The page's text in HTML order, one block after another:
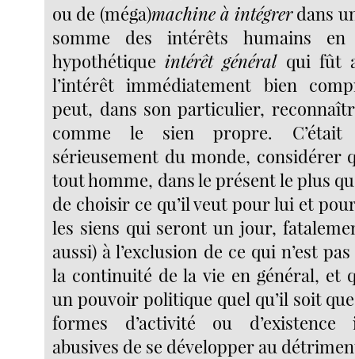
ou de (méga)machine à intégrerdans
somme des intérêts humains
hypothétiqueintérêt général qui fût
l’intérêt immédiatement bien
peut, dans son particulier,
comme le sien propre.
sérieusement du monde, considérer
tout homme, dans le présent le plus
de choisir ce qu’il veut pour lui et
les siens qui seront un jour,
aussi) à l’exclusion de ce qui n’est
la continuité de la vie en général, et
un pouvoir politique quel qu’il soit
formes d’activité ou d’existence
abusives de se développer au